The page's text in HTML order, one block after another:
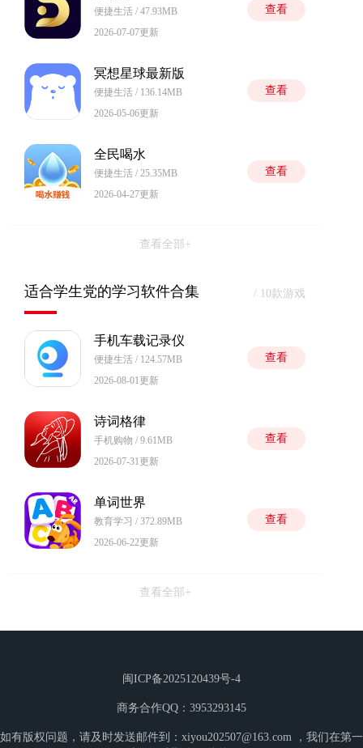
便捷生活 / 47.93MB
2026-07-07更新
查看
冥想星球最新版
便捷生活 / 136.14MB
2026-05-06更新
查看
全民喝水
便捷生活 / 25.35MB
2026-04-27更新
查看
查看全部+
适合学生党的学习软件合集 / 10款游戏
手机车载记录仪
便捷生活 / 124.57MB
2026-08-01更新
查看
诗词格律
手机购物 / 9.61MB
2026-07-31更新
查看
单词世界
教育学习 / 372.89MB
2026-06-22更新
查看
查看全部+
闽ICP备2025120439号-4
商务合作QQ：3953293145
如有版权问题，请及时发送邮件到：xiyou202507@163.com ，我们在第一